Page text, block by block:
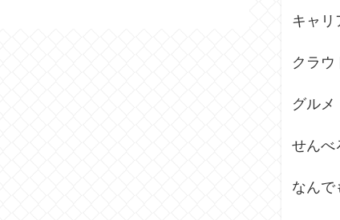
キャリ
クラウ
グルメ
せんべ
なんで